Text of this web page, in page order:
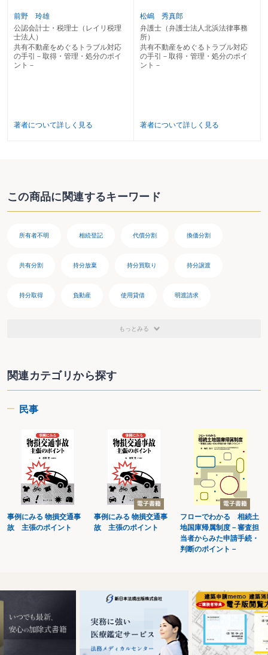
前野 玲雄
公認会計士・税理士（レイリ税理
士法人）
共有不動産をめぐるトラブル対応
の手引－取得・管理・処分のポイ
ント－
著者について詳しく見る
松嶋 秀真郎
弁護士（弁護士法人北浜法律事務
所）
共有不動産をめぐるトラブル対応
の手引－取得・管理・処分のポイ
ント－
著者について詳しく見る
この商品に関連するキーワード
所有者不明 相続登記 代償分割 換価分割
共有分割 持分放棄 持分買取り 持分譲渡
持分取得 負動産 使用貸借 明渡請求
国税専門官対象書籍
もっとみる
関連カテゴリから探す
民事
事例にみる 物損交通事
故 主張のポイント
事例にみる 物損交通事
故 主張のポイント
フローでわかる 相続土
地国庫帰属制度－審査担
当者からみた申請手続・
判断のポイント－